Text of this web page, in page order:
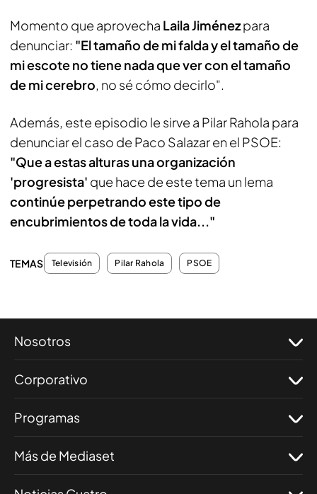
Momento que aprovecha Laila Jiménezpara
denunciar: "El tamaño de mi falda y el tamaño de
mi escote no tiene nada que ver con el tamaño
de mi cerebro, no sé cómo decirlo".
Además, este episodio le sirve a Pilar Rahola para
denunciar el caso de Paco Salazar en el PSOE:
"Que a estas alturas una organización
'progresista' que hace de este tema un lema
continúe perpetrando este tipo de
encubrimientos de toda la vida..."
TEMAS Televisión Pilar Rahola PSOE
Nosotros
Corporativo
Programas
Más de Mediaset